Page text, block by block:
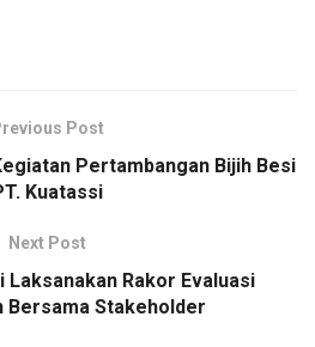
Post
Pertambangan Bijih Besi
Kuatassi
Next Post
Laksanakan Rakor Evaluasi
Bersama Stakeholder